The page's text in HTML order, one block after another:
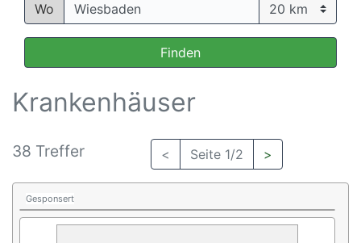
Wo
Finden
Krankenhäuser
38 Treffer < Seite 1/2 >
Gesponsert